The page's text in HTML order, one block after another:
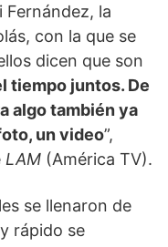
Fernández, la
con la que se
dicen que son
tiempo juntos. De
algo también ya
un video”,
LAM (América TV).
se llenaron de
rápido se